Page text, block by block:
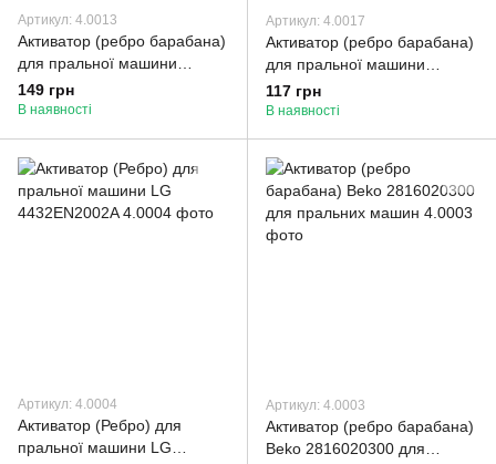
Артикул: 4.0013
Активатор (ребро барабана)
для пральної машини
Samsung DC97-02051E
149 грн
В наявності
Артикул: 4.0017
Активатор (ребро барабана)
для пральної машини
Samsung DC97-02051B
117 грн
В наявності
Артикул: 4.0004
Активатор (Ребро) для
пральної машини LG
Артикул: 4.0003
Активатор (ребро барабана)
Beko 2816020300 для